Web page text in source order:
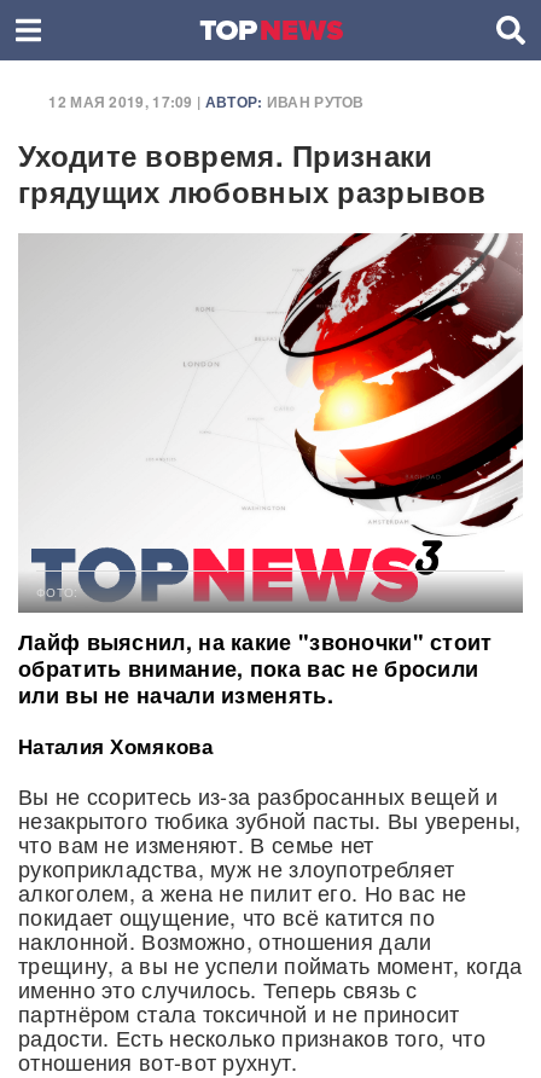
12 МАЯ 2019, 17:09 | АВТОР: ИВАН РУТОВ
Уходите вовремя. Признаки
грядущих любовных разрывов
ФОТО:
Лайф выяснил, на какие "звоночки" стоит
обратить внимание, пока вас не бросили
или вы не начали изменять.
Наталия Хомякова
Вы не ссоритесь из-за разбросанных вещей и
незакрытого тюбика зубной пасты. Вы уверены,
что вам не изменяют. В семье нет
рукоприкладства, муж не злоупотребляет
алкоголем, а жена не пилит его. Но вас не
покидает ощущение, что всё катится по
наклонной. Возможно, отношения дали
трещину, а вы не успели поймать момент, когда
именно это случилось. Теперь связь с
партнёром стала токсичной и не приносит
радости. Есть несколько признаков того, что
отношения вот-вот рухнут.